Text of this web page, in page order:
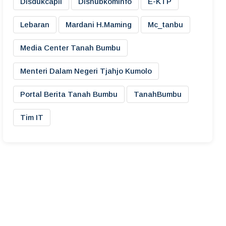
Lebaran Mardani H.maming Mc_tanbu
Media Center Tanah Bumbu
Menteri Dalam Negeri Tjahjo Kumolo
Portal Berita Tanah Bumbu TanahBumbu
Tim IT